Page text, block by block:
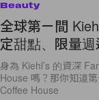
Beauty
全球第ㄧ間
定甜點、限量週
身為 Kiehl’s 的資深
House 嗎？那你知道
Coffee House